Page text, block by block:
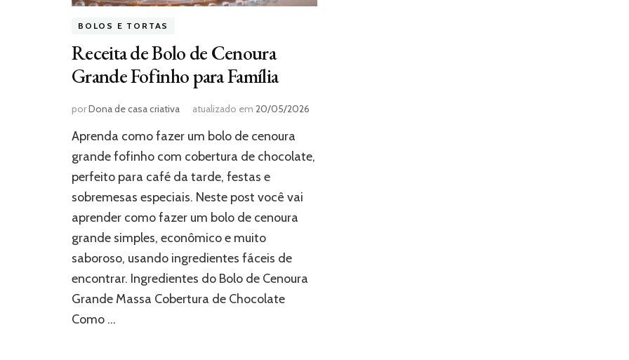
BOLOS E TORTAS
Receita de Bolo de Cenoura
Grande Fofinho para Família
porDona de casa criativa atualizado em 20/05/2026
Aprenda como fazer um bolo de cenoura
grande fofinho com cobertura de chocolate,
perfeito para café da tarde, festas e
sobremesas especiais. Neste post você vai
aprender como fazer um bolo de cenoura
grande simples, econômico e muito
saboroso, usando ingredientes fáceis de
encontrar. Ingredientes do Bolo de Cenoura
Grande Massa Cobertura de Chocolate
Como …